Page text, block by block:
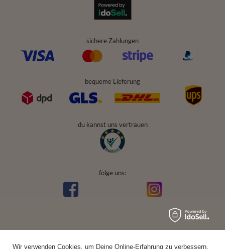
sichere Zahlungen
bequeme Lieferung
du kannst uns vertrauen
folge uns:
Wir verwenden Cookies, um Deine Online-Erfahrung zu verbessern,